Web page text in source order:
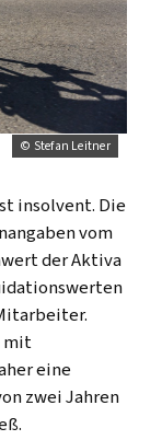
© Stefan Leitner
insolvent. Die
vom
der Aktiva
mit
eine
zwei Jahren